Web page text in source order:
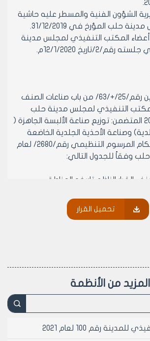
الشؤون الفنية والمسطر عليه حاشية
حلب المؤرخ في 31/12/2019.
المكتب التنفيذي لمجلس مدينة
2/تاريخ 12/1/2020م.
مادة1- يعدل البندين رقم/25/+/63/ من باب صناعات الصنف
المكتب التنفيذي لمجلس مدينة حلب
رقم/102/ لعام 2015 المتضمن: توزيع صناعة الألبسة الجاهزة (
وصناعة الأحذية الجلدية الخاضعة
للترخيص وفقاً لأحكام المرسوم التنظيمي رقم/2680/ لعام
القرار الناظم تاريخه المناطق
الجاهزة إذا كانت قوتها المحركة تزيد عن
خمسة أحصنة. الثاني 1756/ن 29/6/1989 - صناعة الألبسة
تحميل القرار
المزيد من الأنظمة
رقم 100 لعام 2021